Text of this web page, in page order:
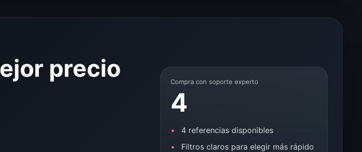
precio Compra con soporte experto
4
4 referencias disponibles
Filtros claros para elegir más rápido